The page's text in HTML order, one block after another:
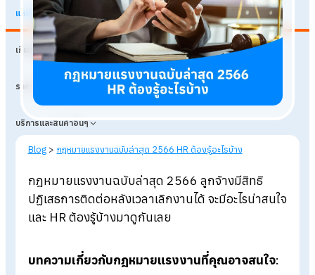
แหล่งเรียนรู้
เกี่ยวกับเรา
ราคา
บริการและสินค้าอื่นๆ
Published: 1 พฤศจิกายน 2566 37,971
views กฎหมายแรงงาน